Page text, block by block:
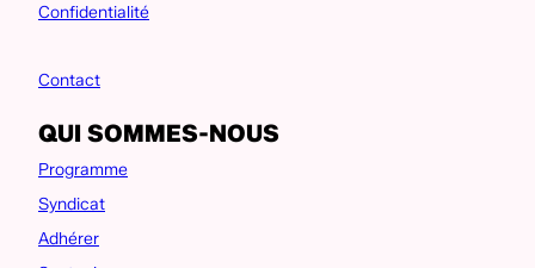
Confidentialité
Contact
QUI SOMMES-NOUS
Programme
Syndicat
Adhérer